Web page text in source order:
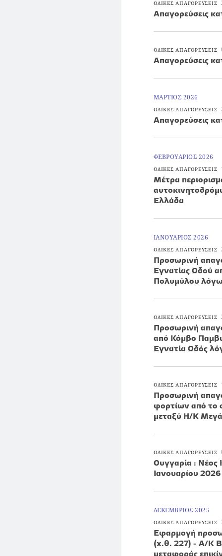
ΟΔΙΚΕΣ ΑΠΑΓΟΡΕΥΣΕΙΣ
Απαγορεύσεις
ΟΔΙΚΕΣ ΑΠΑΓΟΡΕΥΣΕΙΣ
Απαγορεύσεις
ΜΑΡΤΙΟΣ 2026
ΟΔΙΚΕΣ ΑΠΑΓΟΡΕΥΣΕΙΣ
Απαγορεύσεις
ΦΕΒΡΟΥΑΡΙΟΣ 2026
ΟΔΙΚΕΣ ΑΠΑΓΟΡΕΥΣΕΙΣ
Μέτρα
Ελλάδα
ΙΑΝΟΥΑΡΙΟΣ 2026
ΟΔΙΚΕΣ ΑΠΑΓΟΡΕΥΣΕΙΣ
Προσωρινή
Εγνατίας Οδού
Πολυμύλου
ΟΔΙΚΕΣ ΑΠΑΓΟΡΕΥΣΕΙΣ
Προσωρινή
από Κόμβο
Εγνατία Οδός
ΟΔΙΚΕΣ ΑΠΑΓΟΡΕΥΣΕΙΣ
Προσωρινή
φορτίων από το
μεταξύ Η/Κ
ΟΔΙΚΕΣ ΑΠΑΓΟΡΕΥΣΕΙΣ
Ουγγαρία : Νέος
Ιανουαρίου 2026
ΔΕΚΕΜΒΡΙΟΣ 2025
ΟΔΙΚΕΣ ΑΠΑΓΟΡΕΥΣΕΙΣ
Εφαρμογή
(χ.θ. 227) - Α/Κ
μεταφοράς